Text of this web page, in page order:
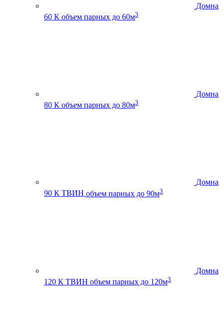
Домна
60 К объем парных до 60м3
Домна
80 К объем парных до 80м3
Домна
90 К ТВИН объем парных до 90м3
Домна
120 К ТВИН объем парных до 120м3